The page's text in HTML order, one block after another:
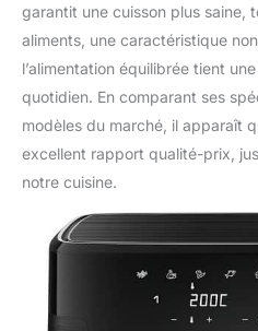
garantit une cuisson plus saine,
aliments, une caractéristique
l’alimentation équilibrée tient
quotidien. En comparant ses
modèles du marché, il apparaît
excellent rapport qualité-prix,
notre cuisine.